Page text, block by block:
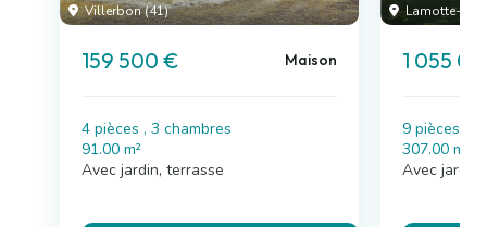
Villerbon (41)
159 500 € Maison
4 pièces , 3 chambres
91.00 m²
Avec jardin, terrasse
Lamotte-
1 055
9 pièces , 7
307.00 m²
Avec jardin